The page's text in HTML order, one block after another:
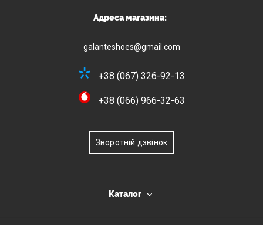
Адреса магазина:
galanteshoes@gmail.com
+38 (067) 326-92-13
+38 (066) 966-32-63
Зворотній дзвінок
Каталог